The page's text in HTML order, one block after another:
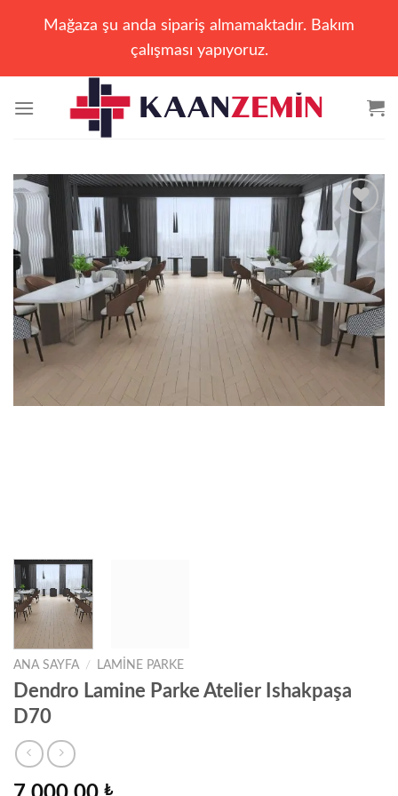
Mağaza şu anda sipariş almamaktadır. Bakım
çalışması yapıyoruz.
atla
Add to
wishlist
ANA SAYFA / LAMINE PARKE
Dendro Lamine Parke Atelier Ishakpaşa
D70
₺